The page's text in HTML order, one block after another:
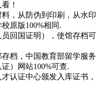
！
，从防伪到印刷，从水印
原版100%相同.
回国证明），使馆存档可
档，中国教育部留学服务
）网站100%可查.
认证中心颁发入库证书，